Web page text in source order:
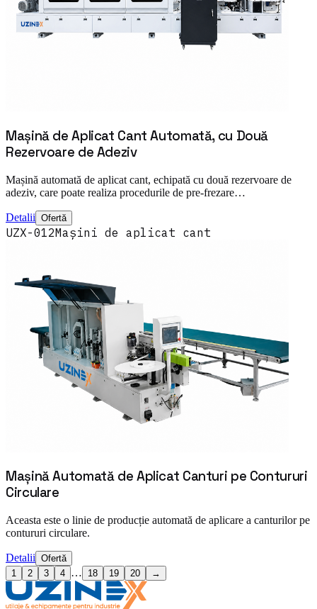
Mașină de Aplicat Cant Automată, cu Două
Rezervoare de Adeziv
Mașină automată de aplicat cant, echipată cu două rezervoare de
adeziv, care poate realiza procedurile de pre-frezare…
Detalii Ofertă
UZX-012Mașini de aplicat cant
Mașină Automată de Aplicat Canturi pe Contururi
Circulare
Aceasta este o linie de producție automată de aplicare a canturilor pe
contururi circulare.
Detalii Ofertă
1
2 3 4 … 18 19 20 →